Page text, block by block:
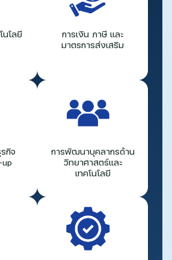
นโลยี
การเงิน ภาษี และ
มาตรการส่งเสริม
กิจ
การพัฒนาบุคลากรด้าน
วิทยาศาสตร์และ
เทคโนโลยี